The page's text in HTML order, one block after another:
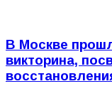
В Москве
викторина,